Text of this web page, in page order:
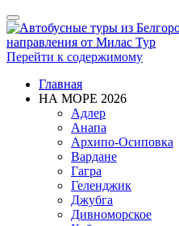
Показать/
Скрыть
навигацию
Перейти к содержимому
Главная
НА МОРЕ 2026
Адлер
Анапа
Архипо-Осиповка
Вардане
Гагра
Геленджик
Джубга
Дивноморское